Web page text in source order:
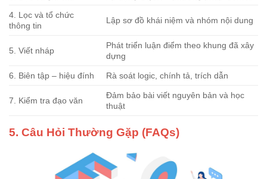
4. Lọc và tổ chức
thông tin
Lập sơ đồ khái niệm và nhóm nội dung
5. Viết nháp
Phát triển luận điểm theo khung đã xây
dựng
6. Biên tập – hiệu đính Rà soát logic, chính tả, trích dẫn
7. Kiểm tra đạo văn
Đảm bảo bài viết nguyên bản và học
thuật
5. Câu Hỏi Thường Gặp (FAQs)